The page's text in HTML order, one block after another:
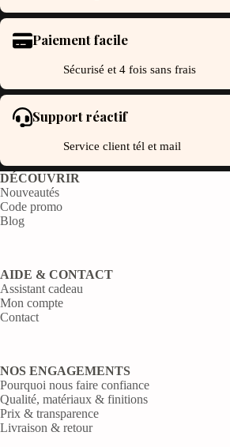
Paiement facile
Sécurisé et 4 fois sans frais
Support réactif
Service client tél et mail
DÉCOUVRIR
Nouveautés
Code promo
Blog
AIDE & CONTACT
Assistant cadeau
Mon compte
Contact
NOS ENGAGEMENTS
Pourquoi nous faire confiance
Qualité, matériaux & finitions
Prix & transparence
Livraison & retour